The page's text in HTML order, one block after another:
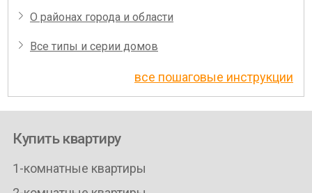
О районах города и области
Все типы и серии домов
все пошаговые инструкции
Купить квартиру
1-комнатные квартиры